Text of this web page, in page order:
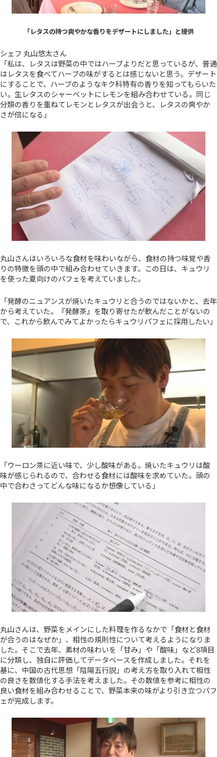
「レタスの持つ爽やかな香りをデザートにしました」と提供
シェフ 丸山悠太さん
「私は、レタスは野菜の中ではハーブよりだと思っているが、普通
はレタスを食べてハーブの味がするとは感じないと思う。デザート
にすることで、ハーブのようなキク科特有の香りを知ってもらいた
い。生レタスのシャーベットにレモンを組み合わせている。同じ
分類の香りを重ねてレモンとレタスが出会うと、レタスの爽やか
さが倍になる」
丸山さんはいろいろな食材を味わいながら、食材の持つ味覚や香
りの特徴を頭の中で組み合わせていきます。この日は、キュウリ
を使った夏向けのパフェを考えていました。
「発酵のニュアンスが焼いたキュウリと合うのではないかと、去年
から考えていた。『発酵茶』を取り寄せたが飲んだことがないの
で、これから飲んでみてよかったらキュウリパフェに採用したい」
「ウーロン茶に近い味で、少し酸味がある。焼いたキュウリは酸
味が感じられるので、合わせる食材には酸味を求めていた。頭の
中で合わさってどんな味になるか想像している」
丸山さんは、野菜をメインにした料理を作るなかで「食材と食材
が合うのはなぜか」、相性の規則性について考えるようになりま
した。そこで去年、素材の味わいを「甘み」や「酸味」など8項目
に分類し、独自に評価してデータベースを作成しました。それを
基に、中国の古代思想「陰陽五行説」の考え方を取り入れて相性
の良さを数値化する手法を考えました。その数値を参考に相性の
良い食材を組み合わせることで、野菜本来の味がより引き立つパフ
ェが完成します。